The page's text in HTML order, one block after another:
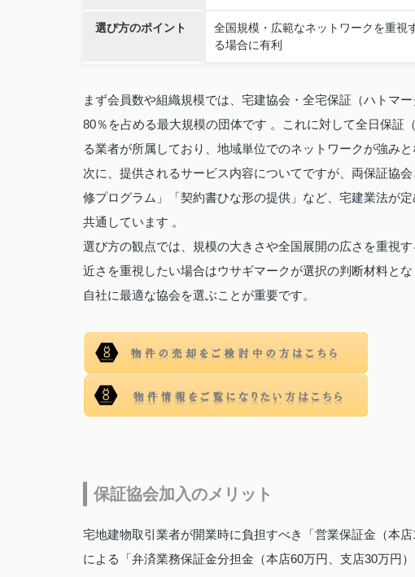
選び方のポイント
全国規模・広範なネットワークを重視
る場合に有利
まず会員数や組織規模では、宅建協会・全宅保証（ハトマ
80％を占める最大規模の団体です 。これに対して全日保証
る業者が所属しており、地域単位でのネットワークが強みと
次に、提供されるサービス内容についてですが、両保証協
修プログラム」「契約書ひな形の提供」など、宅建業法が
共通しています 。
選び方の観点では、規模の大きさや全国展開の広さを重視
近さを重視したい場合はウサギマークが選択の判断材料と
自社に最適な協会を選ぶことが重要です。
保証協会加入のメリット
宅地建物取引業者が開業時に負担すべき「営業保証金（本
による「弁済業務保証金分担金（本店60万円、支店30万円